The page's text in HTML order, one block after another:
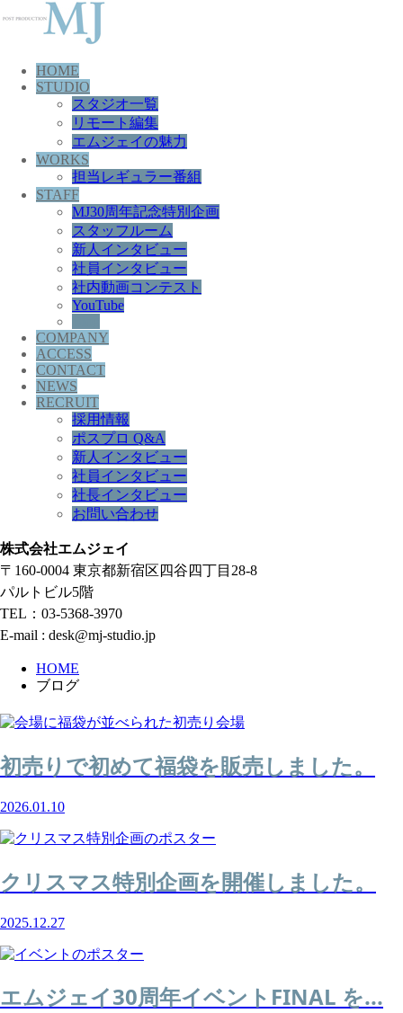
HOME
STUDIO
スタジオ一覧
リモート編集
エムジェイの魅力
WORKS
担当レギュラー番組
STAFF
MJ30周年記念特別企画
スタッフルーム
新人インタビュー
社員インタビュー
社内動画コンテスト
YouTube
COMPANY
ACCESS
CONTACT
NEWS
RECRUIT
採用情報
ポスプロ Q&A
新人インタビュー
社員インタビュー
社長インタビュー
お問い合わせ
株式会社エムジェイ
〒160-0004 東京都新宿区四谷四丁目28-8
パルトビル5階
TEL：03-5368-3970
E-mail : desk@mj-studio.jp
HOME
ブログ
初売りで初めて福袋を販売しました。
2026.01.10
クリスマス特別企画を開催しました。
2025.12.27
エムジェイ30周年イベントFINAL を...